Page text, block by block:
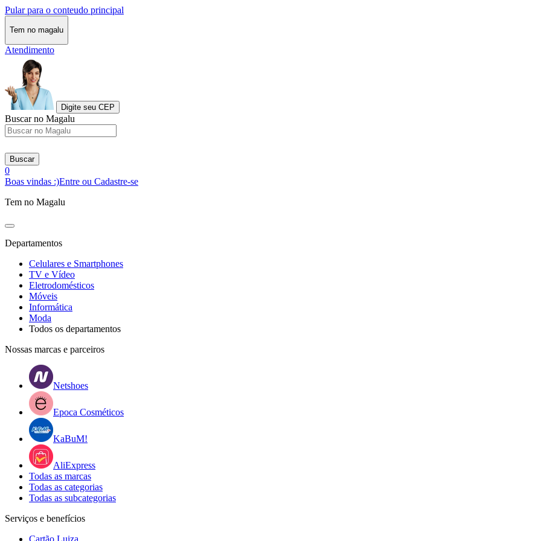
Pular para o conteudo principal
Tem no magalu
Atendimento
Digite seu CEP
Buscar no Magalu
Buscar
0
Boas vindas :)Entre ou Cadastre-se
Tem no Magalu
Departamentos
Celulares e Smartphones
TV e Vídeo
Eletrodomésticos
Móveis
Informática
Moda
Todos os departamentos
Nossas marcas e parceiros
Netshoes
Epoca Cosméticos
KaBuM!
AliExpress
Todas as marcas
Todas as categorias
Todas as subcategorias
Serviços e benefícios
Cartão Luiza